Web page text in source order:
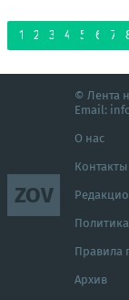
1 2 3 4 5 6 7 8
ZOV
© Лента
Email:
О нас
Контакты
Правила
Архив